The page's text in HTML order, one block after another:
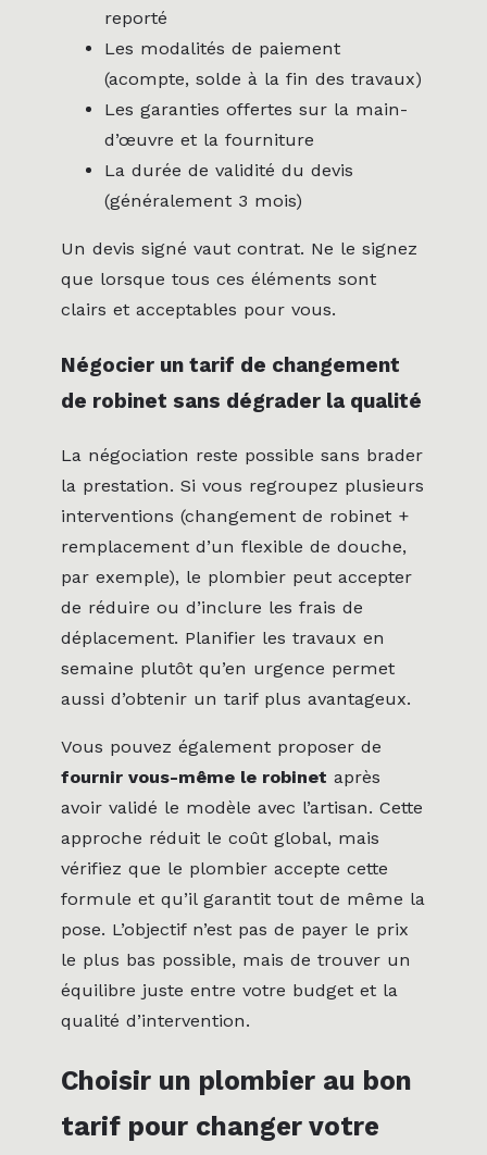
reporté
Les modalités de paiement
(acompte, solde à la fin des travaux)
Les garanties offertes sur la main-
d’œuvre et la fourniture
La durée de validité du devis
(généralement 3 mois)
Un devis signé vaut contrat. Ne le signez
que lorsque tous ces éléments sont
clairs et acceptables pour vous.
Négocier un tarif de changement
de robinet sans dégrader la qualité
La négociation reste possible sans brader
la prestation. Si vous regroupez plusieurs
interventions (changement de robinet +
remplacement d’un flexible de douche,
par exemple), le plombier peut accepter
de réduire ou d’inclure les frais de
déplacement. Planifier les travaux en
semaine plutôt qu’en urgence permet
aussi d’obtenir un tarif plus avantageux.
Vous pouvez également proposer de
fournir vous-même le robinet après
avoir validé le modèle avec l’artisan. Cette
approche réduit le coût global, mais
vérifiez que le plombier accepte cette
formule et qu’il garantit tout de même la
pose. L’objectif n’est pas de payer le prix
le plus bas possible, mais de trouver un
équilibre juste entre votre budget et la
qualité d’intervention.
Choisir un plombier au bon
tarif pour changer votre